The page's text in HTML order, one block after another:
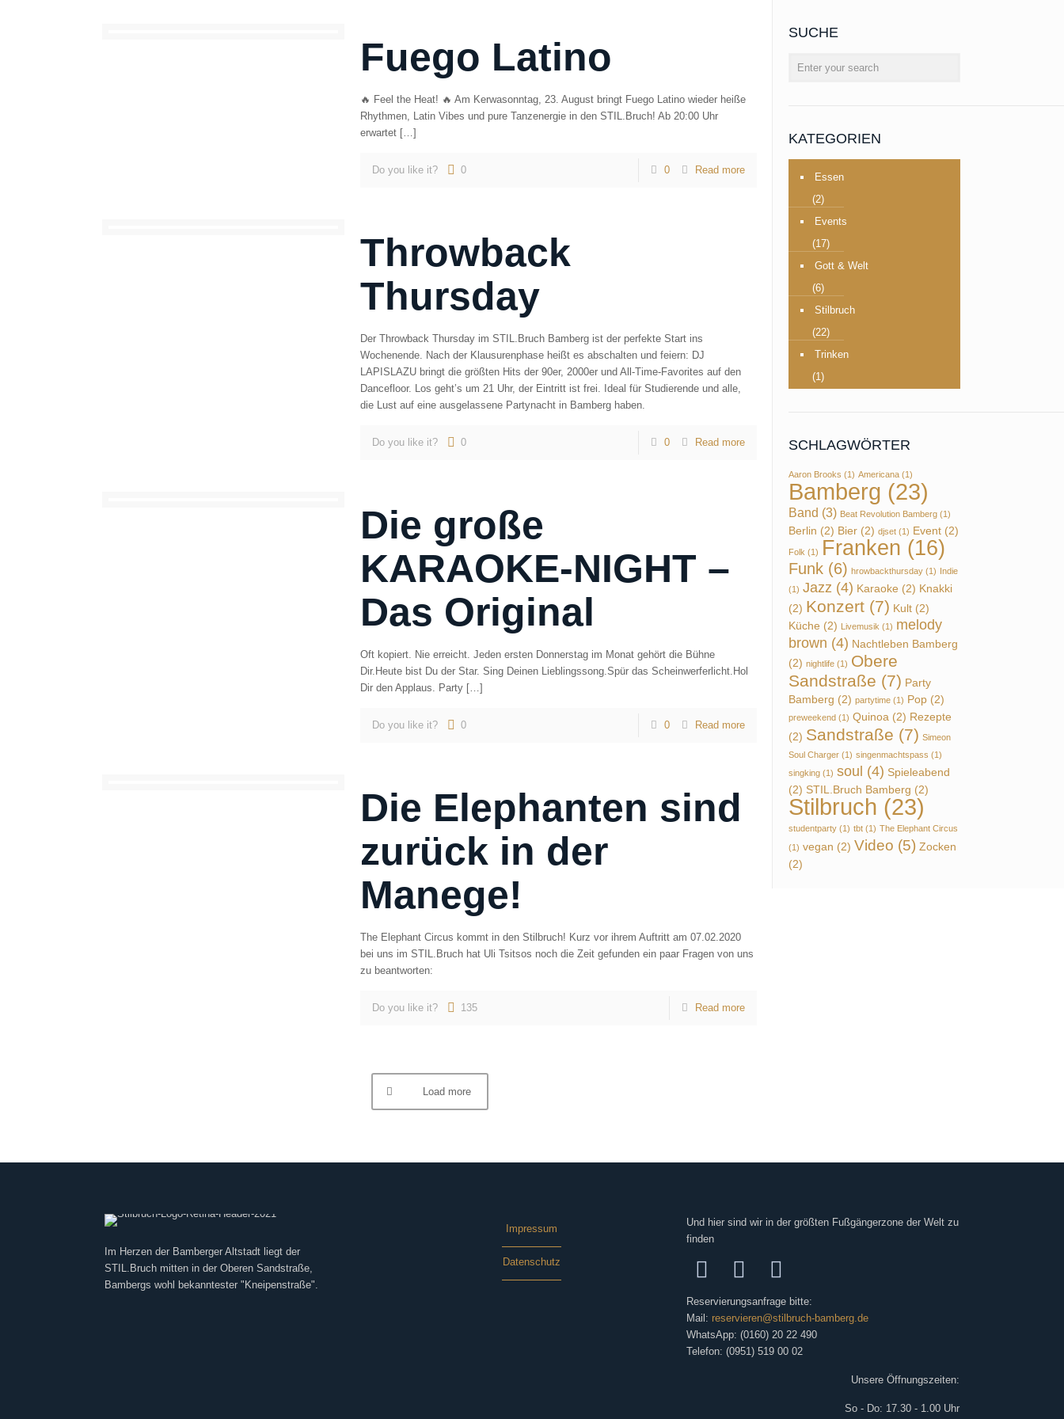
Fuego Latino
🔥 Feel the Heat! 🔥 Am Kerwasonntag, 23. August bringt Fuego Latino wieder heiße
Rhythmen, Latin Vibes und pure Tanzenergie in den STIL.Bruch! Ab 20:00 Uhr
erwartet […]
Do you like it? 0 0 Read more
Throwback
Thursday
Der Throwback Thursday im STIL.Bruch Bamberg ist der perfekte Start ins
Wochenende. Nach der Klausurenphase heißt es abschalten und feiern: DJ
LAPISLAZU bringt die größten Hits der 90er, 2000er und All-Time-Favorites auf den
Dancefloor. Los geht’s um 21 Uhr, der Eintritt ist frei. Ideal für Studierende und alle,
die Lust auf eine ausgelassene Partynacht in Bamberg haben.
Do you like it? 0 0 Read more
Die große
KARAOKE-NIGHT –
Das Original
Oft kopiert. Nie erreicht. Jeden ersten Donnerstag im Monat gehört die Bühne
Dir.Heute bist Du der Star. Sing Deinen Lieblingssong.Spür das Scheinwerferlicht.Hol
Dir den Applaus. Party […]
Do you like it? 0 0 Read more
Die Elephanten sind
zurück in der
Manege!
The Elephant Circus kommt in den Stilbruch! Kurz vor ihrem Auftritt am 07.02.2020
bei uns im STIL.Bruch hat Uli Tsitsos noch die Zeit gefunden ein paar Fragen von uns
zu beantworten:
Do you like it? 135 Read more
Load more
SUCHE
KATEGORIEN
Essen
(2)
Events
(17)
Gott & Welt
(6)
Stilbruch
(22)
Trinken
(1)
SCHLAGWÖRTER
Aaron Brooks (1) Americana(1)
Bamberg (23)
Band (3) Beat Revolution Bamberg(1)
Berlin (2) Bier(2) djset(1) Event(2)
Folk (1) Franken (16)
Funk(6) hrowbackthursday(1) Indie
(1) Jazz (4) Karaoke (2) Knakki
(2) Konzert(7) Kult(2)
Küche (2) Livemusik (1) melody
brown (4) Nachtleben Bamberg
(2) nightlife(1) Obere
Sandstraße (7) Party
Bamberg (2) partytime(1) Pop(2)
preweekend(1) Quinoa(2) Rezepte
(2) Sandstraße (7) Simeon
Soul Charger(1) singenmachtspass (1)
singking(1) soul (4) Spieleabend
(2) STIL.Bruch Bamberg (2)
Stilbruch (23)
studentparty(1) tbt(1) The Elephant Circus
(1) vegan (2) Video (5) Zocken
(2)
Im Herzen der Bamberger Altstadt liegt der
STIL.Bruch mitten in der Oberen Sandstraße,
Bambergs wohl bekanntester "Kneipenstraße".
Impressum
Datenschutz
Und hier sind wir in der größten Fußgängerzone der Welt zu
finden
Reservierungsanfrage bitte:
Mail: reservieren@stilbruch-bamberg.de
WhatsApp: (0160) 20 22 490
Telefon: (0951) 519 00 02
Unsere Öffnungszeiten:
So - Do: 17.30 - 1.00 Uhr